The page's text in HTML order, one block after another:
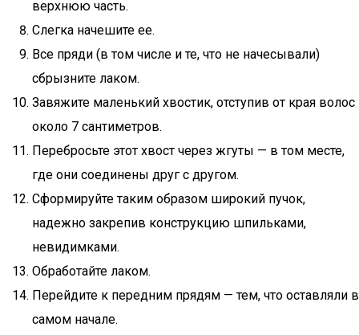
верхнюю часть.
Слегка начешите ее.
Все пряди (в том числе и те, что не начесывали)
сбрызните лаком.
Завяжите маленький хвостик, отступив от края волос
около 7 сантиметров.
Перебросьте этот хвост через жгуты — в том месте,
где они соединены друг с другом.
Сформируйте таким образом широкий пучок,
надежно закрепив конструкцию шпильками,
невидимками.
Обработайте лаком.
Перейдите к передним прядям — тем, что оставляли в
самом начале.